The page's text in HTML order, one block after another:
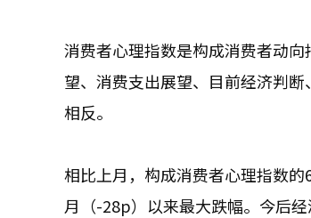
消费者心理指数是构成消费者动
望、消费支出展望、目前经济判
相反。
相比上月，构成消费者心理指数
月（-28p）以来最大跌幅。今后